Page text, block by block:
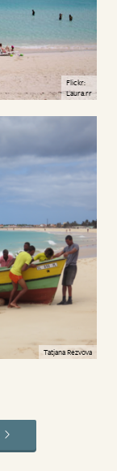
Flickr:
Laura.rr
Tatjana Rezvova